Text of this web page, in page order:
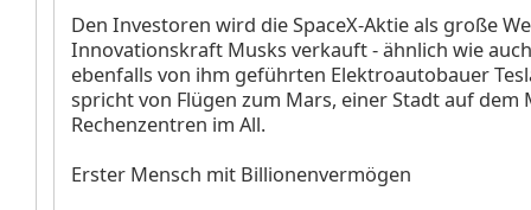
Den Investoren wird die SpaceX-Aktie als große
Innovationskraft Musks verkauft - ähnlich wie
ebenfalls von ihm geführten Elektroautobauer
spricht von Flügen zum Mars, einer Stadt auf dem
Rechenzentren im All.
Erster Mensch mit Billionenvermögen